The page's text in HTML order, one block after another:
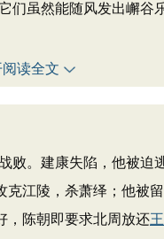
们虽然能随风发出嶰谷
阅读全文
败。建康失陷，他被迫
江陵，杀萧绎；他被
，陈朝即要求北周放还